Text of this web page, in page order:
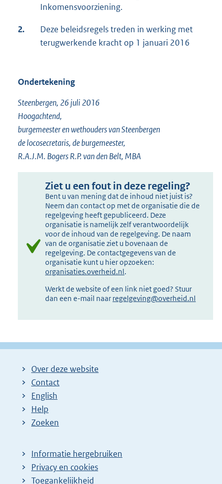
Inkomensvoorziening.
2.
Deze beleidsregels treden in werking met
terugwerkende kracht op 1 januari 2016
Ondertekening
Steenbergen, 26 juli 2016
Hoogachtend,
burgemeester en wethouders van Steenbergen
de locosecretaris, de burgemeester,
R.A.J.M. Bogers R.P. van den Belt, MBA
Ziet u een fout in deze regeling?
Bent u van mening dat de inhoud niet juist is?
Neem dan contact op met de organisatie die de
regelgeving heeft gepubliceerd. Deze
organisatie is namelijk zelf verantwoordelijk
voor de inhoud van de regelgeving. De naam
van de organisatie ziet u bovenaan de
regelgeving. De contactgegevens van de
organisatie kunt u hier opzoeken:
organisaties.overheid.nl.
Werkt de website of een link niet goed? Stuur
dan een e-mail naar regelgeving@overheid.nl
Over deze website
Contact
English
Help
Zoeken
Informatie hergebruiken
Privacy en cookies
Toegankelijkheid